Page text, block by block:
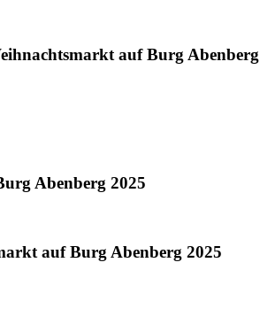
auf Burg
Abenberg 2025
auf Burg Abenberg 2025